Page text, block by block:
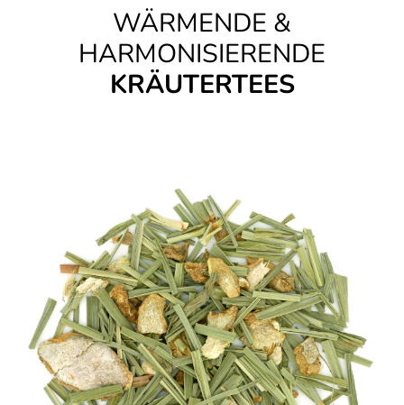
WÄRMENDE &
HARMONISIERENDE
KRÄUTERTEES